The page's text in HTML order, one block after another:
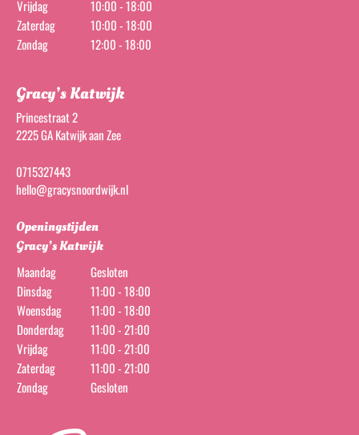
Vrijdag
10:00 - 18:00
Zaterdag
10:00 - 18:00
Zondag
12:00 - 18:00
Gracy’s Katwijk
Princestraat 2
2225 GA Katwijk aan Zee
0715327443
hello@gracysnoordwijk.nl
Openingstijden
Gracy’s Katwijk
Maandag
Gesloten
Dinsdag
11:00 - 18:00
Woensdag
11:00 - 18:00
Donderdag
11:00 - 21:00
Vrijdag
11:00 - 21:00
Zaterdag
11:00 - 21:00
Zondag
Gesloten